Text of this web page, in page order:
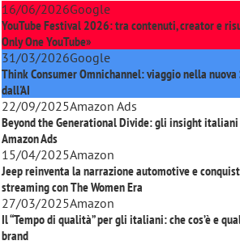
16/06/2026Google
YouTube Festival 2026: tra contenuti, creator e
Only One YouTube»
31/03/2026Google
Think Consumer Omnichannel: viaggio nella
dall'AI
22/09/2025Amazon Ads
Beyond the Generational Divide: gli insight
Amazon Ads
15/04/2025Amazon
Jeep reinventa la narrazione automotive e
streaming conThe Women Era
27/03/2025Amazon
Il “Tempo di qualità” per gli italiani: che cos’è e
brand